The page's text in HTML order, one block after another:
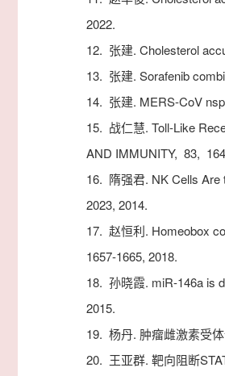
2022.
12. 张建. Cholesterol
13. 张建. Sorafenib
14. 张建. MERS-CoV
15. 战仁慧. Toll-Like
AND IMMUNITY, 83,
16. 隋强君. NK Cells Are
2023, 2014.
17. 赵恒利. Homeobox
1657-1665, 2018.
18. 孙晓霞. miR-146a is
2015.
19. 杨丹. 肿瘤雌激素受
20. 王亚群. 靶向阻断